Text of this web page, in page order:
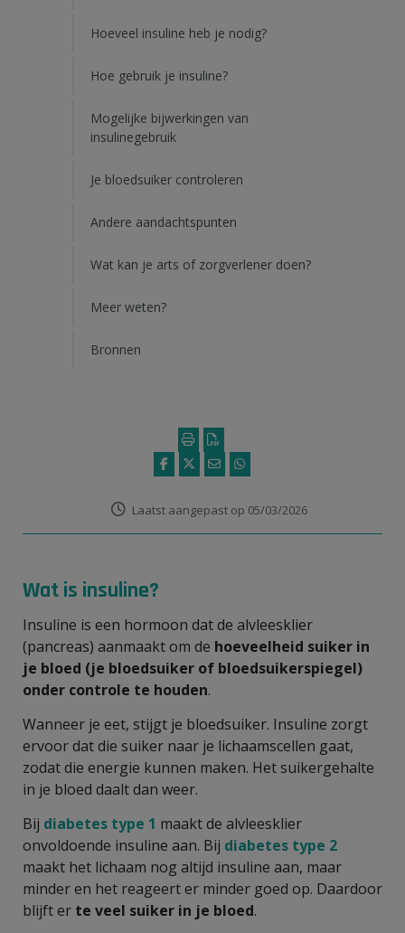
Hoeveel insuline heb je nodig?
Hoe gebruik je insuline?
Mogelijke bijwerkingen van
insulinegebruik
Je bloedsuiker controleren
Andere aandachtspunten
Wat kan je arts of zorgverlener doen?
Meer weten?
Bronnen
Laatst aangepast op 05/03/2026
Wat is insuline?
Insuline is een hormoon dat de alvleesklier
(pancreas) aanmaakt om de hoeveelheid suiker in
je bloed (je bloedsuiker of bloedsuikerspiegel)
onder controle te houden.
Wanneer je eet, stijgt je bloedsuiker. Insuline zorgt
ervoor dat die suiker naar je lichaamscellen gaat,
zodat die energie kunnen maken. Het suikergehalte
in je bloed daalt dan weer.
Bij diabetes type 1 maakt de alvleesklier
onvoldoende insuline aan. Bij diabetes type 2
maakt het lichaam nog altijd insuline aan, maar
minder en het reageert er minder goed op. Daardoor
blijft er te veel suiker in je bloed.